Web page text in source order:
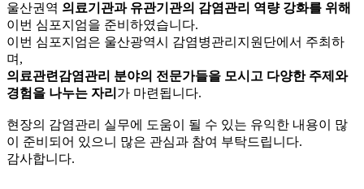
울산권역 의료기관과 유관기관의 감염관리 역량 강화를 위해
이번 심포지엄을 준비하였습니다.
이번 심포지엄은 울산광역시 감염병관리지원단에서 주최하
며,
의료관련감염관리 분야의 전문가들을 모시고 다양한 주제와
경험을 나누는 자리 가 마련됩니다.
현장의 감염관리 실무에 도움이 될 수 있는 유익한 내용이 많
이 준비되어 있으니 많은 관심과 참여 부탁드립니다.
감사합니다.